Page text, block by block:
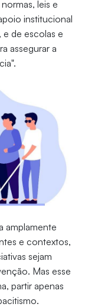
leis e
institucional
e de escolas e
assegurar a
amplamente
e contextos,
sejam
Mas esse
partir apenas